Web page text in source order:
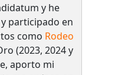
y he
participado en
como Rodeo
(2023, 2024 y
aporto mi